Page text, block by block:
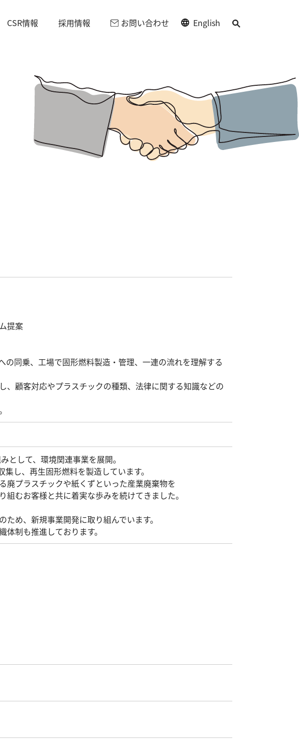
CSR情報 採用情報 お問い合わせ English
提案
の同乗、工場で固形燃料製造・管理、一連の流れを理解する
、顧客対応やプラスチックの種類、法律に関する知識などの
として、環境関連事業を展開。
し、再生固形燃料を製造しています。
廃プラスチックや紙くずといった産業廃棄物を
むお客様と共に着実な歩みを続けてきました。
め、新規事業開発に取り組んでいます。
制も推進しております。